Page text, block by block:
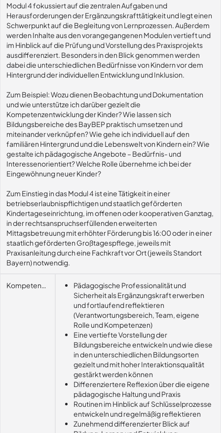
Modul 4 fokussiert auf die zentralen Aufgaben und
Herausforderungen der Ergänzungskrafttätigkeit und legt einen
Schwerpunkt auf die Begleitung von Lernprozessen. Außerdem
werden Inhalte aus den vorangegangenen Modulen vertieft und
im Hinblick auf die Prüfung und Vorstellung des Praxisprojekts
ausdifferenziert. Besonders in den Blick genommen werden
dabei die unterschiedlichen Bedürfnisse von Kindern vor dem
Hintergrund der individuellen Entwicklung und Inklusion.
Zum Beispiel: Wozu dienen Beobachtung und Dokumentation
und wie unterstütze ich darüber gezielt die
Kompetenzentwicklung der Kinder? Wie lassen sich
Bildungsbereiche des BayBEP praktisch umsetzen und
miteinander verknüpfen? Wie gehe ich individuell auf den
familiären Hintergrund und die Lebenswelt von Kindern ein? Wie
gestalte ich pädagogische Angebote – Bedürfnis- und
Interessenorientiert? Welche Rolle übernehme ich bei der
Eingewöhnung neuer Kinder?
Zum Einstieg in das Modul 4 ist eine Tätigkeit in einer
betriebserlaubnispflichtigen und staatlich geförderten
Kindertageseinrichtung, im offenen oder kooperativen Ganztag,
in der rechtsanspruchserfüllenden erweiterten
Mittagsbetreuung mit erhöhter Förderung bis 16:00 oder in einer
staatlich geförderten Großtagespflege, jeweils mit
Praxisanleitung durch eine Fachkraft vor Ort (jeweils Standort
Bayern) notwendig.
Kompetenzerwerb
Pädagogische Professionalität und
Sicherheit als Ergänzungskraft erwerben
und fortlaufend reflektieren
(Verantwortungsbereich, Team, eigene
Rolle und Kompetenzen)
Eine vertiefte Vorstellung der
Bildungsbereiche entwickeln und wie diese
in den unterschiedlichen Bildungsorten
gezielt und mit hoher Interaktionsqualität
gestärkt werden können
Differenziertere Reflexion über die eigene
pädagogische Haltung und Praxis
Routinen im Hinblick auf Schlüsselprozesse
entwickeln und regelmäßig reflektieren
Zunehmend differenzierter Blick auf